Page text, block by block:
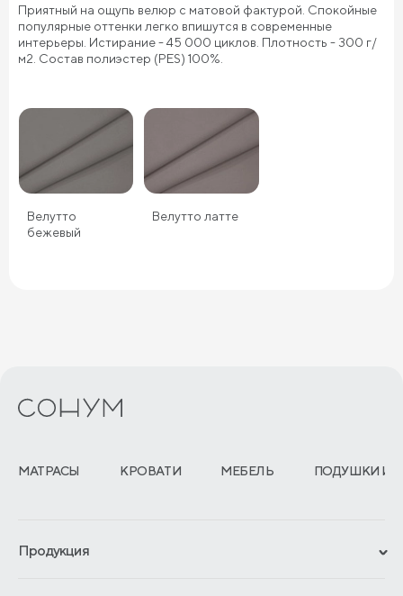
Приятный на ощупь велюр с матовой фактурой. Спокойные
популярные оттенки легко впишутся в современные
интерьеры. Истирание - 45 000 циклов. Плотность - 300 г/
м2. Состав полиэстер (PES) 100%.
Велутто
бежевый
Велутто латте
МАТРАСЫ КРОВАТИ МЕБЕЛЬ ПОДУШКИ И
Продукция